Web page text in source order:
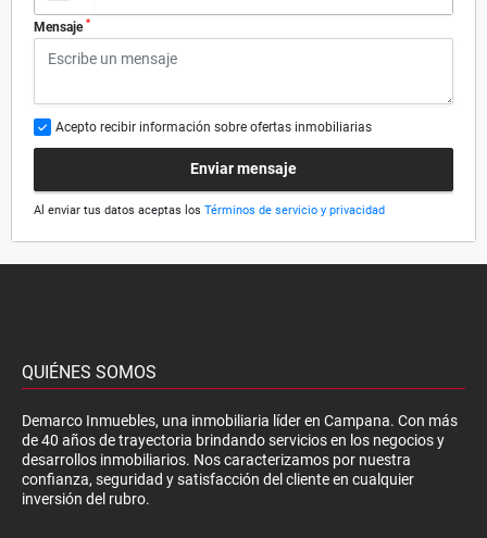
Mensaje *
Acepto recibir información sobre ofertas inmobiliarias
Enviar mensaje
Al enviar tus datos aceptas los Términos de servicio y privacidad
QUIÉNES SOMOS
Demarco Inmuebles, una inmobiliaria líder en Campana. Con más
de 40 años de trayectoria brindando servicios en los negocios y
desarrollos inmobiliarios. Nos caracterizamos por nuestra
confianza, seguridad y satisfacción del cliente en cualquier
inversión del rubro.